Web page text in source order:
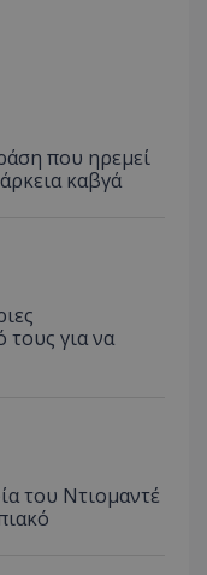
που ηρεμεί
καβγά
για να
του Ντιομαντέ